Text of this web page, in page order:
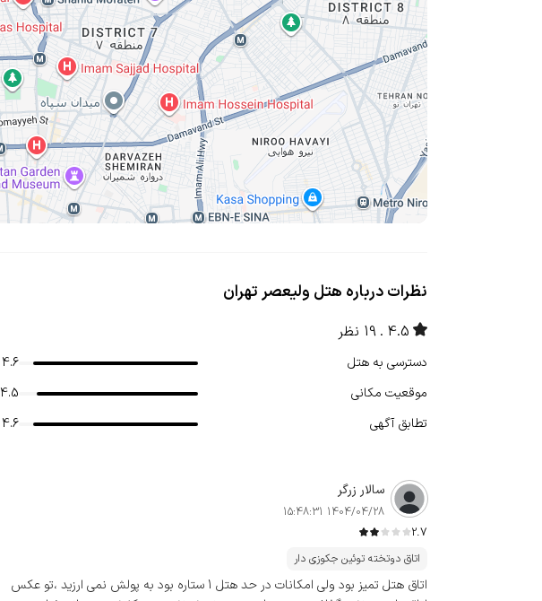
نظرات درباره هتل ولیعصر تهران
4.5 19 نظر
دسترسی به هتل 4.6
موقعیت مکانی
4.5
تطابق آگهی
4.6
سالار زرگر
1404/04/28 15:48:31
2.7
اتاق دوتخته توئین جکوزی دار
اتاق هتل تمیز بود ولی امکانات در حد هتل 1 ستاره بود به پولش نمی ارزید ،تو عکس